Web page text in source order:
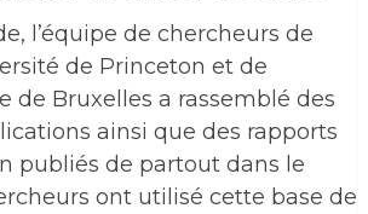
l’équipe de chercheurs de
de Princeton et de
de Bruxelles a rassemblé des
ainsi que des rapports
publiés de partout dans le
ont utilisé cette base de